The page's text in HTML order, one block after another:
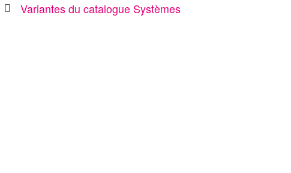
Variantes du catalogue Systèmes